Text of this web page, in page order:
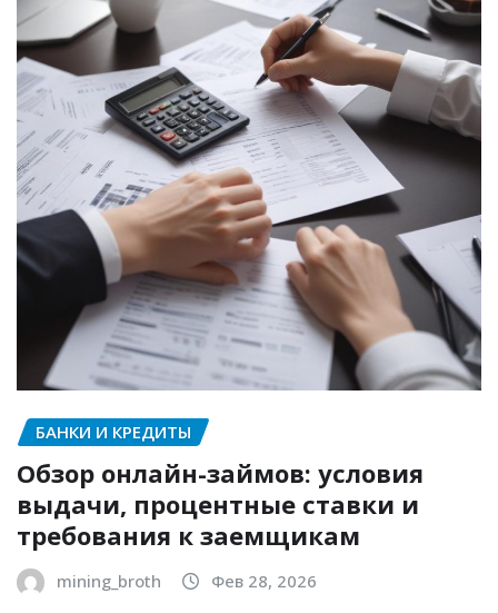
БАНКИ И КРЕДИТЫ
Обзор онлайн-займов: условия
выдачи, процентные ставки и
требования к заемщикам
mining_broth Фев 28, 2026